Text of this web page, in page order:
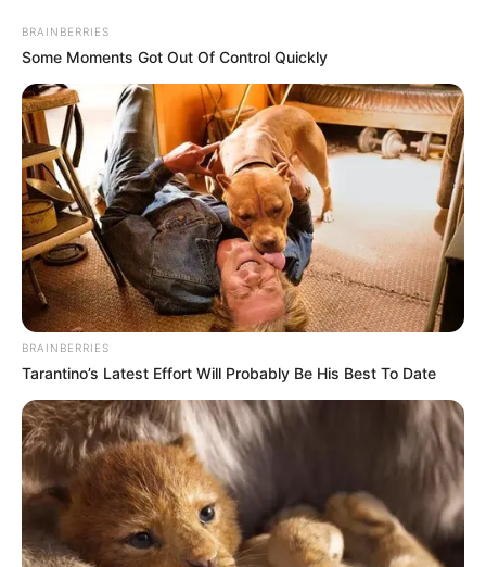
BRAINBERRIES
Some Moments Got Out Of Control Quickly
BRAINBERRIES
Tarantino’s Latest Effort Will Probably Be His Best To Date